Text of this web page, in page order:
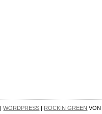
|WORDPRESS | ROCKIN GREEN